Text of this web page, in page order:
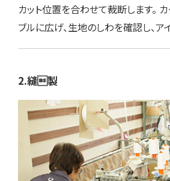
カット位置を合わせて裁断します。
ブルに広げ、生地のしわを確認し、ア
2.縫製